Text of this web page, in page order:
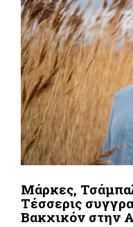
Μάρκες,
Τέσσερις
Βακχικόν στην